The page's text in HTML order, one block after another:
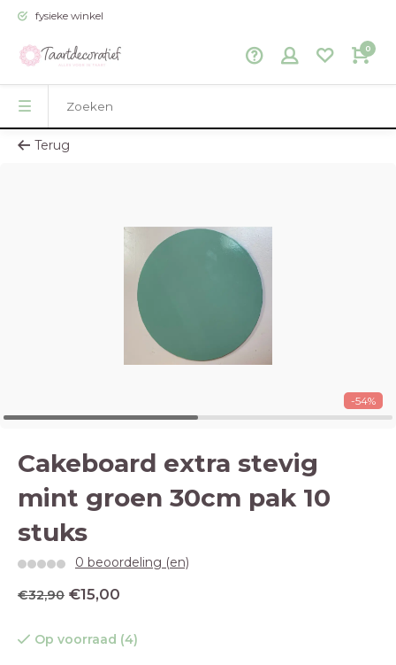
fysieke winkel
0
Terug
-54%
Cakeboard extra stevig
mint groen 30cm pak 10
stuks
0 beoordeling (en)
€32,90 €15,00
Op voorraad (4)